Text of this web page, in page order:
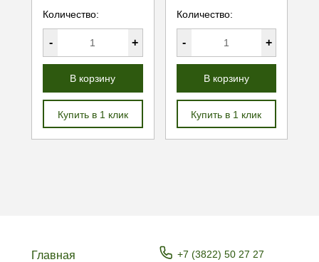
Количество:
- +
В корзину
Купить в 1 клик
Количество:
- +
В корзину
Купить в 1 клик
Главная
+7 (3822) 50 27 27